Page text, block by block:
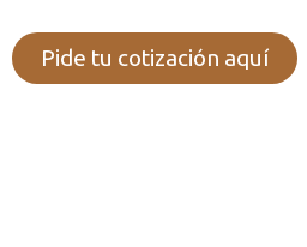
Pide tu cotización aquí